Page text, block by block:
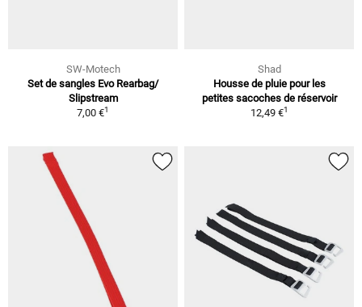
SW-Motech
Set de sangles Evo Rearbag/
Slipstream
7,00 €1
Shad
Housse de pluie pour les
petites sacoches de réservoir
12,49 €1